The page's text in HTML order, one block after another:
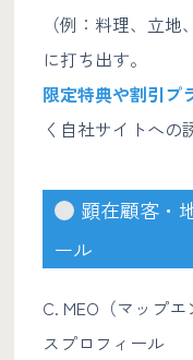
（例：料理、立
に打ち出す。
限定特典や割引プ
く自社サイトへの
顕在顧客・
ール
C. MEO（マップ
スプロフィール